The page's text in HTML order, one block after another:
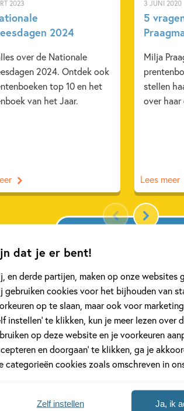
dat je er bent!
en derde partijen, maken op onze websites
gebruiken cookies voor het bijhouden van
op te slaan, maar ook voor
instellen’ te klikken, kun je meer lezen over
op deze website en je voorkeuren
en doorgaan’ te klikken, ga je
categorieën cookies zoals omschreven in
Ja, ik
Zelf instellen
2023
2024
over de Nationale
2024. Ontdek ook
top 10 en het
van het Jaar.
3 JUNI 2020
5
Milja
stellen
over haar
Lees meer